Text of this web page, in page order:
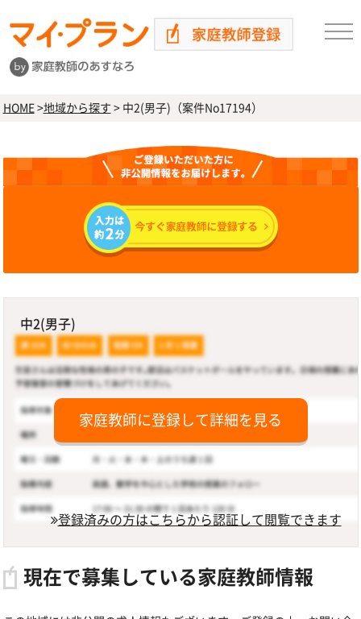
HOME>地域から探す >中2(男子)（案件No17194）
中2(男子)
家庭教師に登録して詳細を見る
登録済みの方はこちらから認証して閲覧できます
現在で募集している家庭教師情報